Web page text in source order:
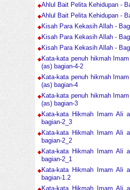
Ahlul Bait Pelita Kehidupan -
Ahlul Bait Pelita Kehidupan -
Kisah Para Kekasih Allah -
Kisah Para Kekasih Allah -
Kisah Para Kekasih Allah -
Kata-kata penuh hikmah
(as) bagian-4-2
Kata-kata penuh hikmah
(as) bagian-4
Kata-kata penuh hikmah
(as) bagian-3
Kata-kata Hikmah Imam Ali
bagian-2_3
Kata-kata Hikmah Imam Ali
bagian-2_2
Kata-kata Hikmah Imam Ali
bagian-2_1
Kata-kata Hikmah Imam Ali
bagian-1.2
Kata-kata Hikmah Imam Ali